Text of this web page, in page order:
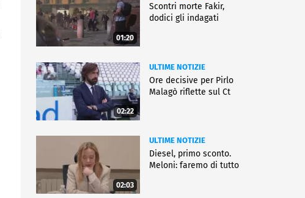
01:20
Scontri morte Fakir,
dodici gli indagati
02:22
ULTIME NOTIZIE
Ore decisive per Pirlo
Malagò riflette sul Ct
02:03
ULTIME NOTIZIE
Diesel, primo sconto.
Meloni: faremo di tutto